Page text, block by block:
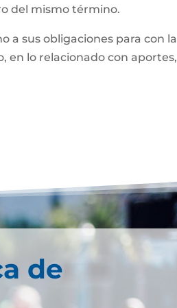
del mismo término.
a sus obligaciones para con la
en lo relacionado con aportes,
de